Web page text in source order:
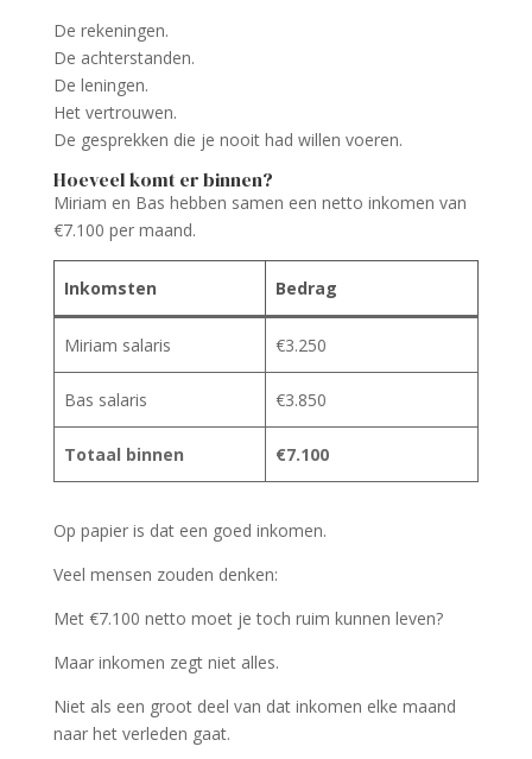
De rekeningen.
De achterstanden.
De leningen.
Het vertrouwen.
De gesprekken die je nooit had willen voeren.
Hoeveel komt er binnen?
Miriam en Bas hebben samen een netto inkomen van
€7.100 per maand.
Inkomsten Bedrag
Miriam salaris €3.250
Bas salaris €3.850
Totaal binnen €7.100
Op papier is dat een goed inkomen.
Veel mensen zouden denken:
Met €7.100 netto moet je toch ruim kunnen leven?
Maar inkomen zegt niet alles.
Niet als een groot deel van dat inkomen elke maand
naar het verleden gaat.